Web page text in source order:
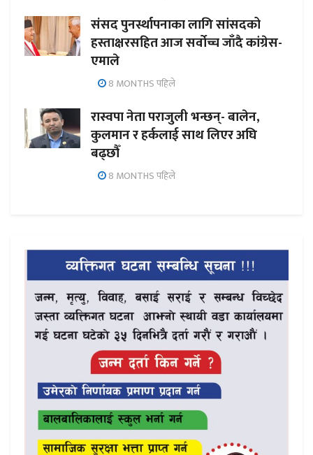
संसद पुनर्स्थापनाका लागि सांसदको
हस्ताक्षरसहित आज सर्वोच्च जाँदै कांग्रेस-
एमाले
8 MONTHS पहिले
रास्वपा नेता पराजुली भन्छन्- बालेन,
कुलमान र हर्कलाई साथ लिएर अघि
बढ्छौँ
8 MONTHS पहिले